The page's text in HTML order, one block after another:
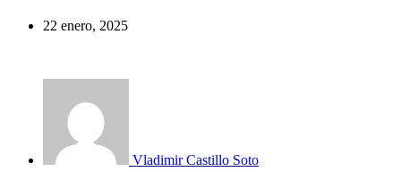
22 enero, 2025
Vladimir Castillo Soto